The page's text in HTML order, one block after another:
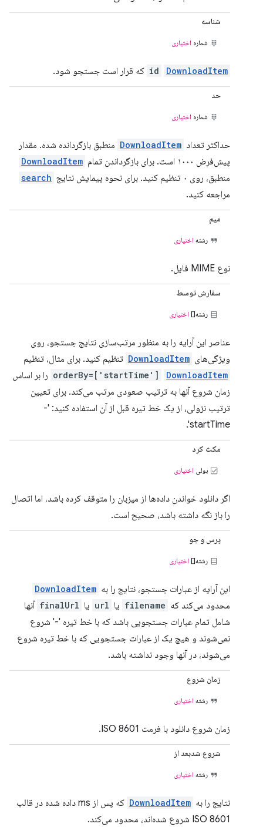
شناسه
شماره اختیاری
id DownloadItem که قرار است جستجو شود.
حد
شماره اختیاری
حداکثر تعداد DownloadItem منطبق بازگردانده شده. مقدار
پیش‌فرض ۱۰۰۰ است. برای بازگرداندن تمام
DownloadItem
منطبق، روی ۰ تنظیم کنید. برای نحوه پیمایش نتایج search
مراجعه کنید.
میم
رشته اختیاری
نوع MIME فایل.
سفارش توسط
رشته[] اختیاری
عناصر این آرایه را به منظور مرتب‌سازی نتایج جستجو، روی
ویژگی‌های DownloadItem تنظیم کنید. برای مثال، تنظیم
orderBy=['startTime'] DownloadItem
را بر اساس
زمان شروع آنها به ترتیب صعودی مرتب می‌کند. برای تعیین
ترتیب نزولی، از یک خط تیره قبل از آن استفاده کنید: '-
startTime'.
مکث کرد
بولی اختیاری
اگر دانلود خواندن داده‌ها از میزبان را متوقف کرده باشد، اما اتصال
را باز نگه داشته باشد، صحیح است.
پرس و جو
رشته[] اختیاری
این آرایه از عبارات جستجو، نتایج را به DownloadItem
محدود می‌کند که filename یا url یا finalUrl آنها
شامل تمام عبارات جستجویی باشد که با خط تیره '-' شروع
نمی‌شوند و هیچ یک از عبارات جستجویی که با خط تیره شروع
می‌شوند، در آنها وجود نداشته باشد.
زمان شروع
رشته اختیاری
زمان شروع دانلود با فرمت ISO 8601.
شروع شدبعد از
رشته اختیاری
نتایج را به DownloadItem
که پس از ms داده شده در قالب
ISO 8601 شروع شده‌اند، محدود می‌کند.